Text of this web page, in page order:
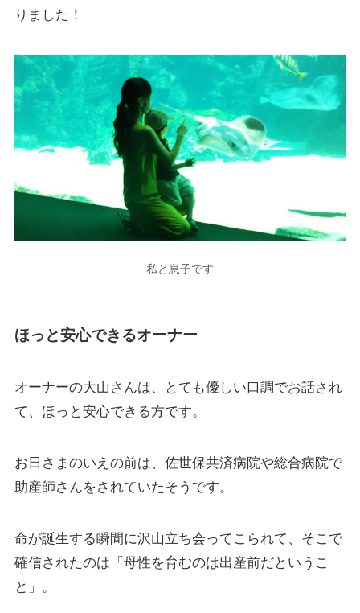
りました！
私と息子です
ほっと安心できるオーナー
オーナーの大山さんは、とても優しい口調でお話され
て、ほっと安心できる方です。
お日さまのいえの前は、佐世保共済病院や総合病院で
助産師さんをされていたそうです。
命が誕生する瞬間に沢山立ち会ってこられて、そこで
確信されたのは「母性を育むのは出産前だというこ
と」。